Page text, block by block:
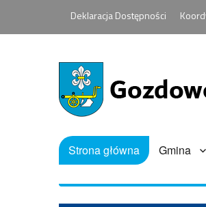
Deklaracja Dostępności
Strona główna Gmina